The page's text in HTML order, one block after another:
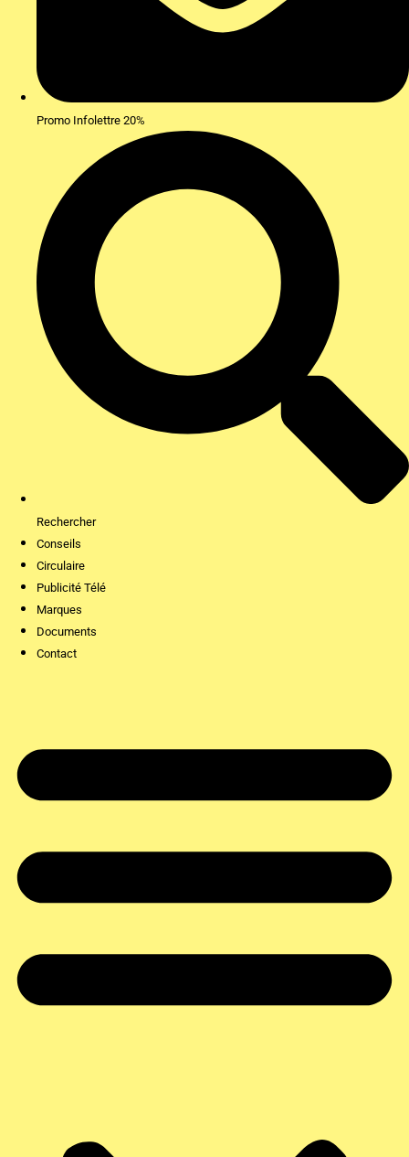
Promo Infolettre 20%
Rechercher
Conseils
Circulaire
Publicité Télé
Marques
Documents
Contact